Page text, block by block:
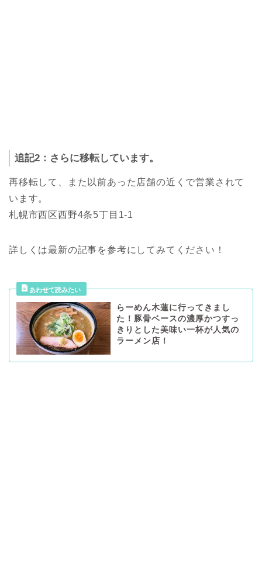
追記2：さらに移転しています。
再移転して、また以前あった店舗の近くで営業されて
います。
札幌市西区西野4条5丁目1-1
詳しくは最新の記事を参考にしてみてください！
らーめん木蓮に行ってきまし
た！豚骨ベースの濃厚かつすっ
きりとした美味い一杯が人気の
ラーメン店！